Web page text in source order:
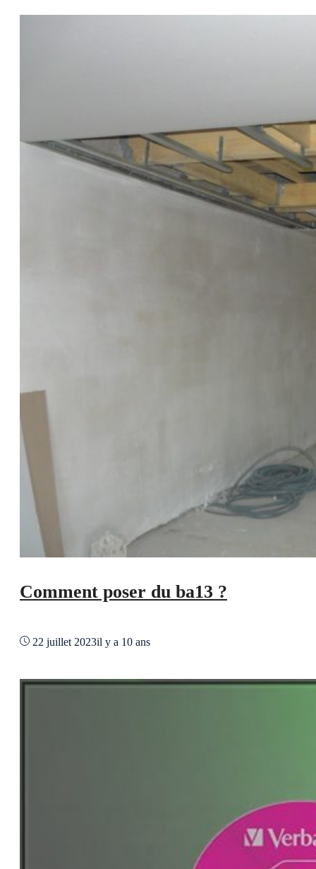
Comment poser du ba13 ?
22 juillet 2023il y a 10 ans